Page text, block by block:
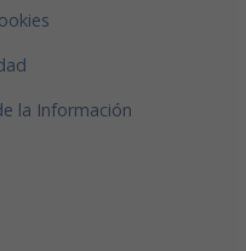
la Información